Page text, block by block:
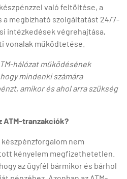
való feltöltése, a
a megbízható szolgáltatást 24/7-
intézkedések végrehajtása,
vonalak működtetése.
hálózat működésének
mindenki számára
amikor és ahol arra szükség
ATM-tranzakciók?
nem
kényelem megfizethetetlen.
az ügyfél bármikor és bárhol